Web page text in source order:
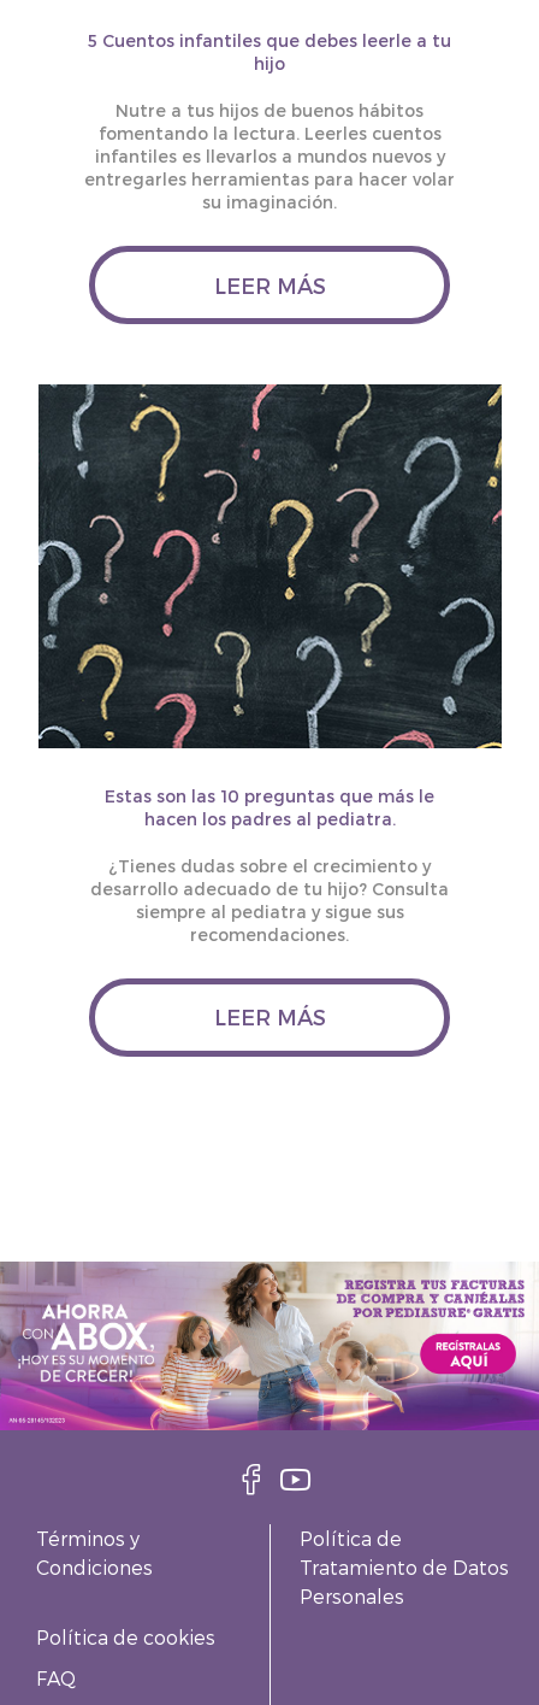
5 Cuentos infantiles que debes leerle a tu
hijo
Nutre a tus hijos de buenos hábitos
fomentando la lectura. Leerles cuentos
infantiles es llevarlos a mundos nuevos y
entregarles herramientas para hacer volar
su imaginación.
LEER MÁS
Estas son las 10 preguntas que más le
hacen los padres al pediatra.
¿Tienes dudas sobre el crecimiento y
desarrollo adecuado de tu hijo? Consulta
siempre al pediatra y sigue sus
recomendaciones.
LEER MÁS
Términos y
Condiciones
Política de
Tratamiento de Datos
Personales
Política de cookies
FAQ